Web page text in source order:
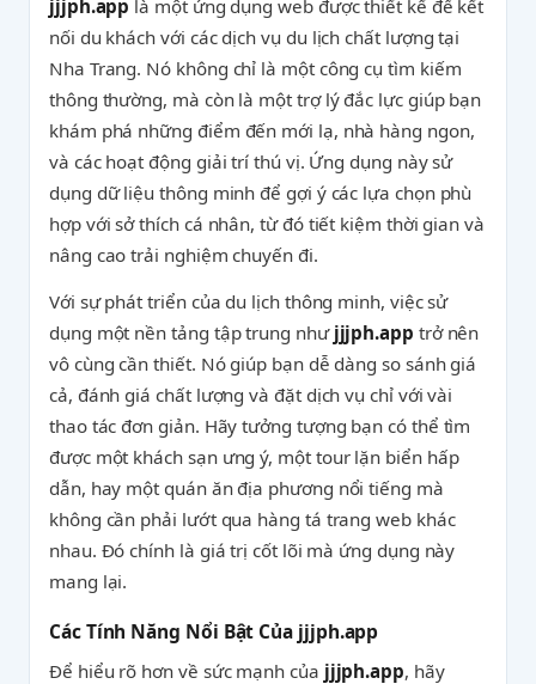
jjjph.app là một ứng dụng web được thiết kế để kết
nối du khách với các dịch vụ du lịch chất lượng tại
Nha Trang. Nó không chỉ là một công cụ tìm kiếm
thông thường, mà còn là một trợ lý đắc lực giúp bạn
khám phá những điểm đến mới lạ, nhà hàng ngon,
và các hoạt động giải trí thú vị. Ứng dụng này sử
dụng dữ liệu thông minh để gợi ý các lựa chọn phù
hợp với sở thích cá nhân, từ đó tiết kiệm thời gian và
nâng cao trải nghiệm chuyến đi.
Với sự phát triển của du lịch thông minh, việc sử
dụng một nền tảng tập trung như jjjph.app trở nên
vô cùng cần thiết. Nó giúp bạn dễ dàng so sánh giá
cả, đánh giá chất lượng và đặt dịch vụ chỉ với vài
thao tác đơn giản. Hãy tưởng tượng bạn có thể tìm
được một khách sạn ưng ý, một tour lặn biển hấp
dẫn, hay một quán ăn địa phương nổi tiếng mà
không cần phải lướt qua hàng tá trang web khác
nhau. Đó chính là giá trị cốt lõi mà ứng dụng này
mang lại.
Các Tính Năng Nổi Bật Của jjjph.app
Để hiểu rõ hơn về sức mạnh của jjjph.app, hãy